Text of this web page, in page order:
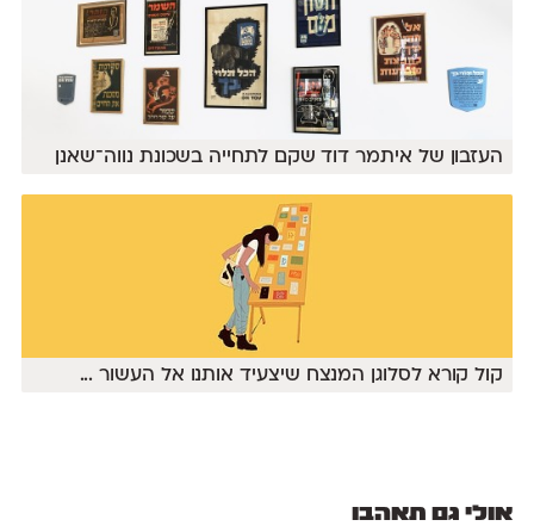
העזבון של איתמר דוד שקם לתחייה בשכונת נווה־שאנן
קול קורא לסלוגן המנצח שיצעיד אותנו אל העשור...
אולי גם תאהבו